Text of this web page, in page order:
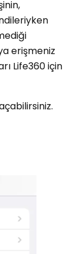
erişmeniz
Life360 için